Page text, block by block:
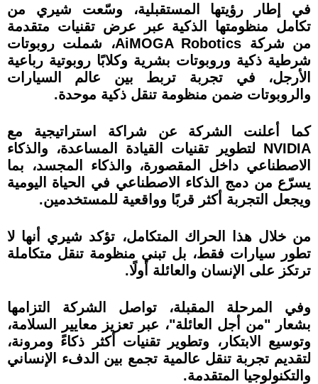
في إطار رؤيتها المستقبلية، وسّعت شيري من
تكامل منظومتها الذكية عبر عرض تقنيات متقدمة
من شركة AiMOGA Robotics، شملت روبوتات
شرطية ذكية وروبوتات بشرية وكلابًا روبوتية رباعية
الأرجل، في تجربة تربط بين عالم السيارات
والروبوتات ضمن منظومة تنقل ذكية موحدة.
كما أعلنت الشركة عن شراكة استراتيجية مع
NVIDIA لتطوير تقنيات القيادة المساعدة، والذكاء
الاصطناعي داخل المقصورة، والذكاء المجسد، بما
يسرّع من دمج الذكاء الاصطناعي في الحياة اليومية
ويجعل التجربة أكثر قربًا وواقعية للمستخدمين.
من خلال هذا الحراك المتكامل، تؤكد شيري أنها لا
تطور سيارات فقط، بل تبني منظومة تنقل متكاملة
ترتكز على الإنسان والعائلة أولًا.
وفي المرحلة المقبلة، تواصل الشركة التزامها
بشعار "من أجل العائلة"، عبر تعزيز معايير السلامة،
وتوسيع الابتكار، وتطوير تقنيات أكثر ذكاءً ومرونة،
لتقديم تجربة تنقل عالمية تجمع بين الدفء الإنساني
والتكنولوجيا المتقدمة.